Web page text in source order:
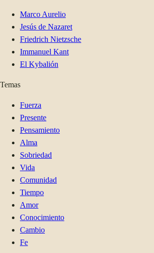
Marco Aurelio
Jesús de Nazaret
Friedrich Nietzsche
Immanuel Kant
El Kybalión
Temas
Fuerza
Presente
Pensamiento
Alma
Sobriedad
Vida
Comunidad
Tiempo
Amor
Conocimiento
Cambio
Fe